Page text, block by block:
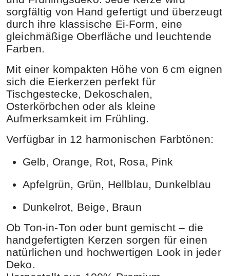
sorgfältig von Hand gefertigt und überzeugt
durch ihre klassische Ei-Form, eine
gleichmäßige Oberfläche und leuchtende
Farben.
Mit einer kompakten Höhe von 6 cm eignen
sich die Eierkerzen perfekt für
Tischgestecke, Dekoschalen,
Osterkörbchen oder als kleine
Aufmerksamkeit im Frühling.
Verfügbar in 12 harmonischen Farbtönen:
Gelb, Orange, Rot, Rosa, Pink
Apfelgrün, Grün, Hellblau, Dunkelblau
Dunkelrot, Beige, Braun
Ob Ton-in-Ton oder bunt gemischt – die
handgefertigten Kerzen sorgen für einen
natürlichen und hochwertigen Look in jeder
Deko.